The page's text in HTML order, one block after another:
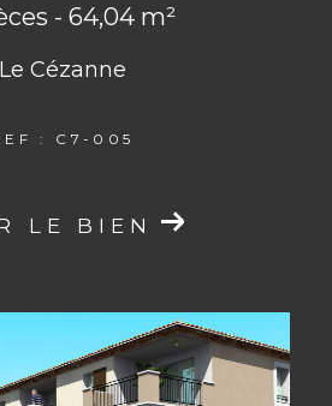
- 64,04 m²
Le Cézanne
: C7-005
LE BIEN